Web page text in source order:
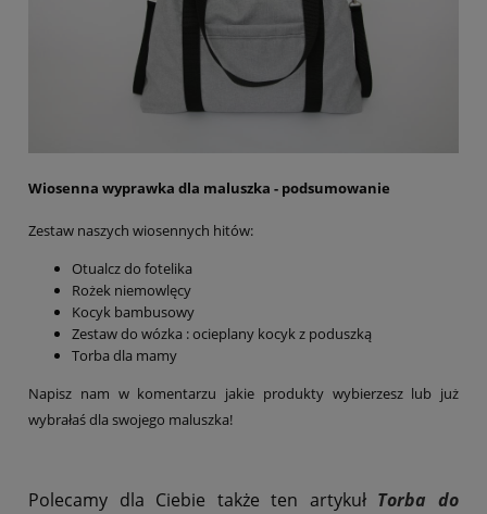
Wiosenna wyprawka dla maluszka - podsumowanie
Zestaw naszych wiosennych hitów:
Otualcz do fotelika
Rożek niemowlęcy
Kocyk bambusowy
Zestaw do wózka : ocieplany kocyk z poduszką
Torba dla mamy
Napisz nam w komentarzu jakie produkty wybierzesz lub już
wybrałaś dla swojego maluszka!
Polecamy dla Ciebie także ten artykuł Torba do